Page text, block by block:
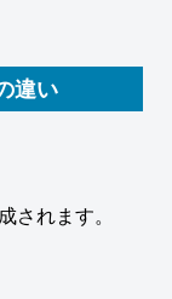
違い
れます。